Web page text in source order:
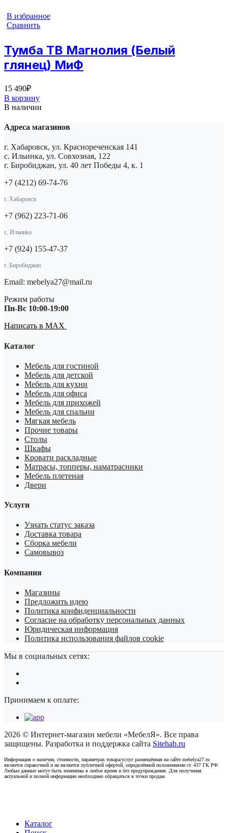
В избранное
Сравнить
Тумба ТВ Магнолия (Белый
глянец) МиФ
15 490₽
В корзину
В наличии
Адреса магазинов
г. Хабаровск, ул. Краснореченская 141
с. Ильинка, ул. Совхозная, 122
г. Биробиджан, ул. 40 лет Победы 4, к. 1
+7 (4212) 69-74-76
г. Хабаровск
+7 (962) 223-71-06
с. Ильинка
+7 (924) 155-47-37
г. Биробиджан
Email: mebelya27@mail.ru
Режим работы
Пн-Вс 10:00-19:00
Написать в MAX
Каталог
Мебель для гостиной
Мебель для детской
Мебель для кухни
Мебель для офиса
Мебель для прихожей
Мебель для спальни
Мягкая мебель
Прочие товары
Столы
Шкафы
Кровати раскладные
Матрасы, топперы, наматрасники
Мебель плетеная
Двери
Услуги
Узнать статус заказа
Доставка товара
Сборка мебели
Самовывоз
Компания
Магазины
Предложить идею
Политика конфиденциальности
Согласие на обработку персональных данных
Юридическая информация
Политика использования файлов cookie
Мы в социальных сетях:
Принимаем к оплате:
2026 © Интернет-магазин мебели «МебелЯ». Все права
защищены. Разработка и поддержка сайта Sitehab.ru
Информация о наличии, стоимости, параметрах товара/услуг размещённая на сайте mebelya27.ru
является справочной и не является публичной офертой, определённой положениями ст. 437 ГК РФ.
Любые данные могут быть изменены в любое время и без предупреждения. Для получения
актуальной и полной информации необходимо обращаться в точки продаж.
Каталог